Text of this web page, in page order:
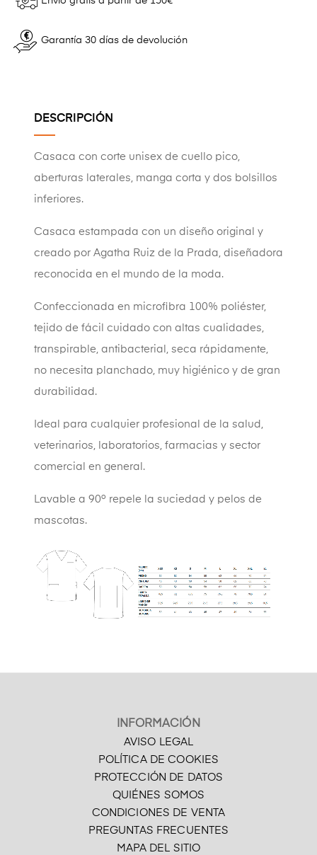
Garantía 30 días de devolución
DESCRIPCIÓN
Casaca con corte unisex de cuello pico,
aberturas laterales, manga corta y dos bolsillos
inferiores.
Casaca estampada con un diseño original y
creado por Agatha Ruiz de la Prada, diseñadora
reconocida en el mundo de la moda.
Confeccionada en microfibra 100% poliéster,
tejido de fácil cuidado con altas cualidades,
transpirable, antibacterial, seca rápidamente,
no necesita planchado, muy higiénico y de gran
durabilidad.
Ideal para cualquier profesional de la salud,
veterinarios, laboratorios, farmacias y sector
comercial en general.
Lavable a 90º repele la suciedad y pelos de
mascotas.
INFORMACIÓN
AVISO LEGAL
POLÍTICA DE COOKIES
PROTECCIÓN DE DATOS
QUIÉNES SOMOS
CONDICIONES DE VENTA
PREGUNTAS FRECUENTES
MAPA DEL SITIO